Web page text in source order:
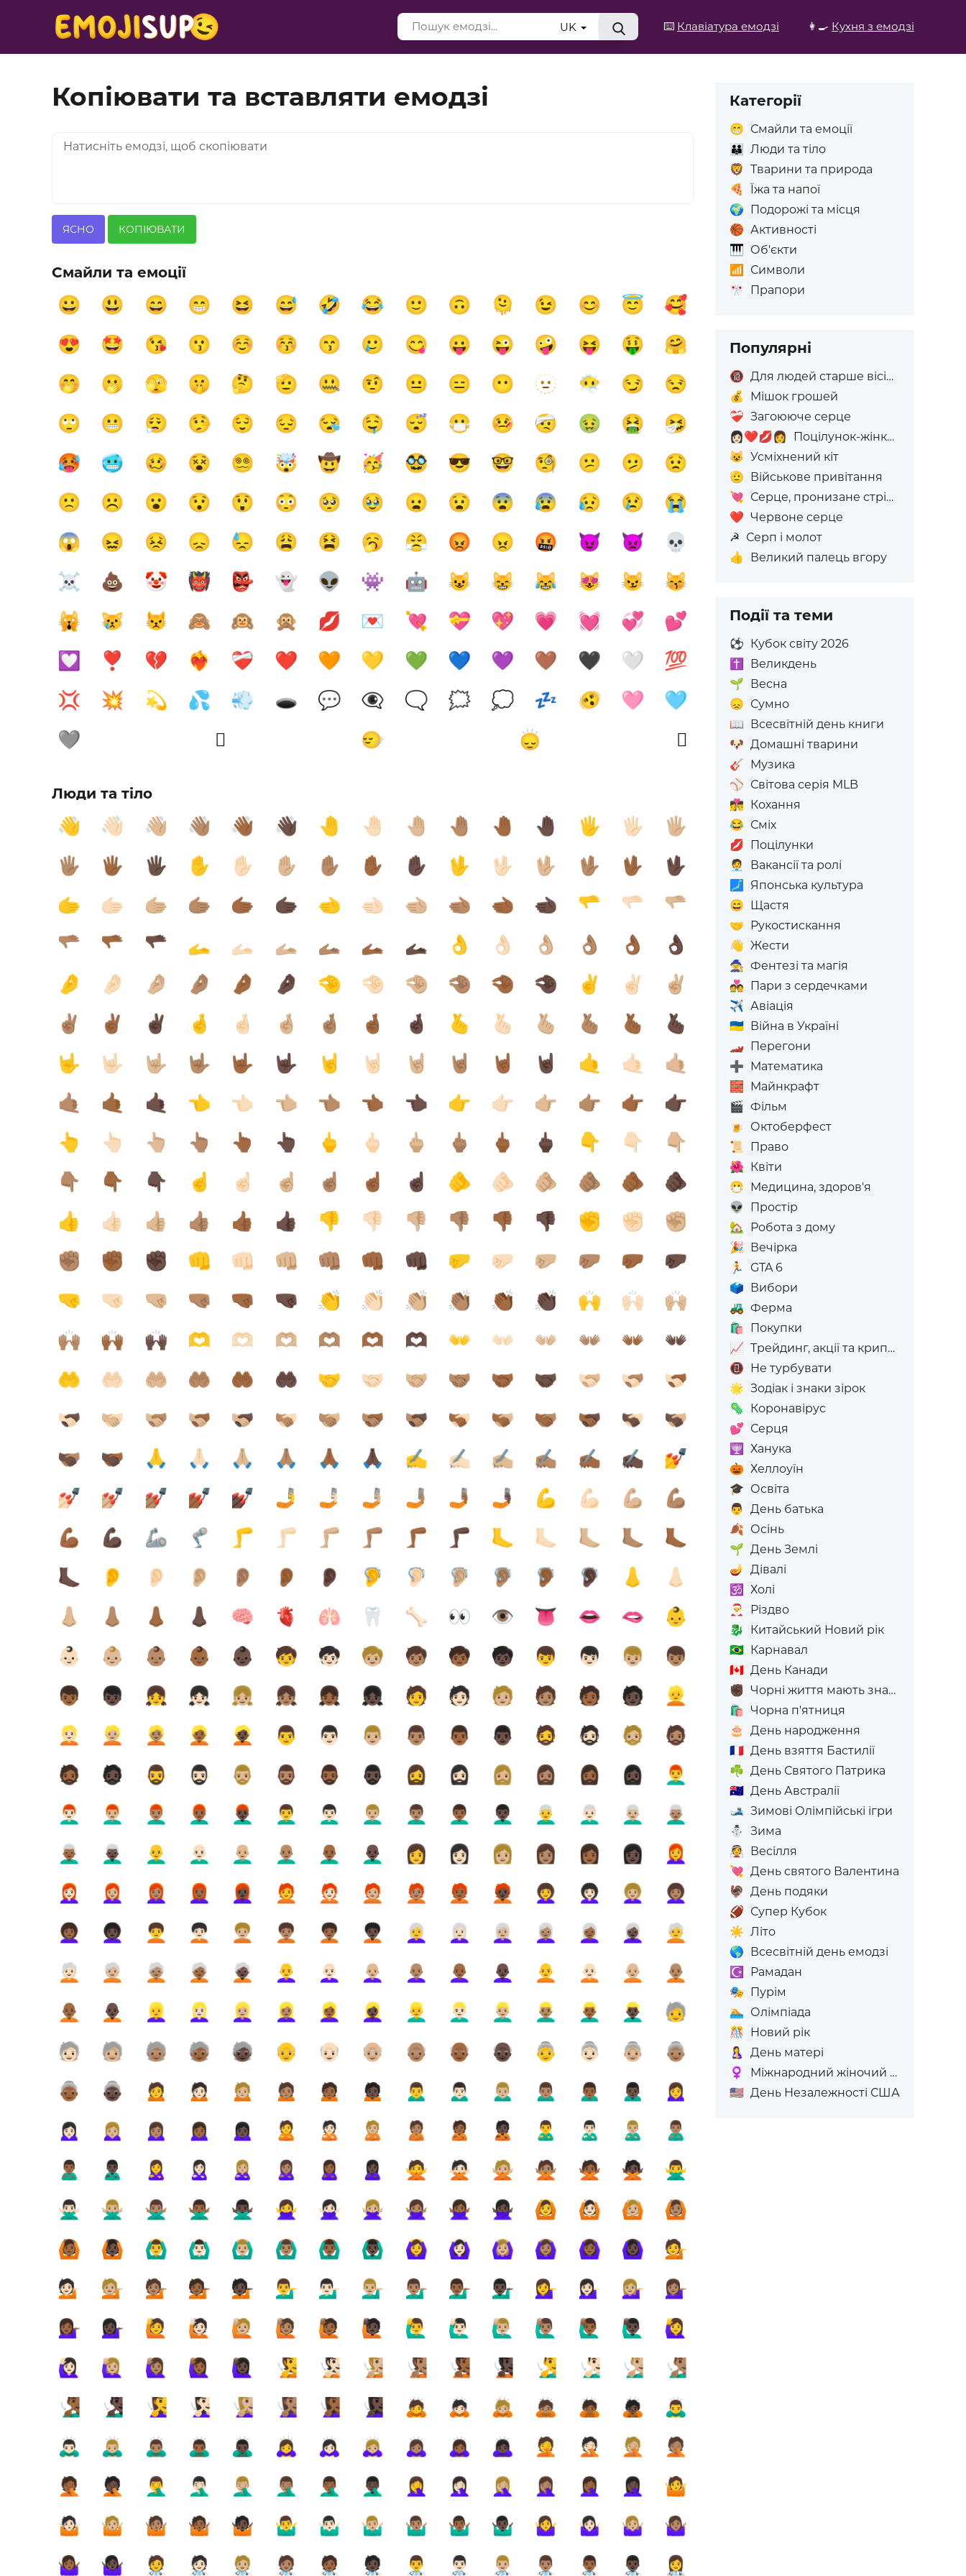
⌨️ Клавіатура емодзі 👩‍🍳 Кухня з емодзі
UK
Копіювати та вставляти емодзі
ЯСНО КОПІЮВАТИ
Смайли та емоції
😀 😃 😄 😁 😆 😅 🤣 😂 🙂 🙃 🫠 😉 😊 😇
🥰
😍
🤩 😘 😗 ☺️ 😚 😙 🥲 😋 😛 😜 🤪 😝 🤑
🤗
🤭
🫢 🫣 🤫 🤔 🫡 🤐 🤨 😐 😑 😶 🫥 😶‍🌫️ 😏
😒
🙄
😬 😮‍💨 🤥 😌 😔 😪 🤤 😴 😷 🤒 🤕 🤢 🤮
🤧
🥵
🥶 🥴 😵 😵‍💫 🤯 🤠 🥳 🥸 😎 🤓 🧐 😕 🫤
😟
🙁
☹️ 😮 😯 😲 😳 🥺 🥹 😦 😧 😨 😰 😥 😢
😭
😱
😖 😣 😞 😓 😩 😫 🥱 😤 😡 😠 🤬 😈 👿
💀
☠️
💩 🤡 👹 👺 👻 👽 👾 🤖 😺 😸 😹 😻 😼
😽
🙀
😿 😾 🙈 🙉 🙊 💋 💌 💘 💝 💖 💗 💓 💞
💕
💟
❣️ 💔 ❤️‍🔥 ❤️‍🩹 ❤️ 🧡 💛 💚 💙 💜 🤎 🖤 🤍
💯
💢
💥 💫 💦 💨 🕳️ 💬 👁️‍🗨️ 🗨️ 🗯️ 💭 💤 🫨 🩷
🩵
🩶
🫩 🙂‍↔️ 🙂‍↕️ 🫪
Люди та тіло
👋 👋🏻 👋🏼 👋🏽 👋🏾 👋🏿 🤚 🤚🏻 🤚🏼 🤚🏽 🤚🏾 🤚🏿 🖐️ 🖐🏻
🖐🏼
🖐🏽
🖐🏾 🖐🏿 ✋ ✋🏻 ✋🏼 ✋🏽 ✋🏾 ✋🏿 🖖 🖖🏻 🖖🏼 🖖🏽 🖖🏾
🖖🏿
🫱
🫱🏻 🫱🏼 🫱🏽 🫱🏾 🫱🏿 🫲 🫲🏻 🫲🏼 🫲🏽 🫲🏾 🫲🏿 🫳 🫳🏻
🫳🏼
🫳🏽
🫳🏾 🫳🏿 🫴 🫴🏻 🫴🏼 🫴🏽 🫴🏾 🫴🏿 👌 👌🏻 👌🏼 👌🏽 👌🏾
👌🏿
🤌
🤌🏻 🤌🏼 🤌🏽 🤌🏾 🤌🏿 🤏 🤏🏻 🤏🏼 🤏🏽 🤏🏾 🤏🏿 ✌️ ✌🏻
✌🏼
✌🏽
✌🏾 ✌🏿 🤞 🤞🏻 🤞🏼 🤞🏽 🤞🏾 🤞🏿 🫰 🫰🏻 🫰🏼 🫰🏽 🫰🏾
🫰🏿
🤟
🤟🏻 🤟🏼 🤟🏽 🤟🏾 🤟🏿 🤘 🤘🏻 🤘🏼 🤘🏽 🤘🏾 🤘🏿 🤙 🤙🏻
🤙🏼
🤙🏽
🤙🏾 🤙🏿 👈 👈🏻 👈🏼 👈🏽 👈🏾 👈🏿 👉 👉🏻 👉🏼 👉🏽 👉🏾
👉🏿
👆
👆🏻 👆🏼 👆🏽 👆🏾 👆🏿 🖕 🖕🏻 🖕🏼 🖕🏽 🖕🏾 🖕🏿 👇 👇🏻
👇🏼
👇🏽
👇🏾 👇🏿 ☝️ ☝🏻 ☝🏼 ☝🏽 ☝🏾 ☝🏿 🫵 🫵🏻 🫵🏼 🫵🏽 🫵🏾
🫵🏿
👍
👍🏻 👍🏼 👍🏽 👍🏾 👍🏿 👎 👎🏻 👎🏼 👎🏽 👎🏾 👎🏿 ✊ ✊🏻
✊🏼
✊🏽
✊🏾 ✊🏿 👊 👊🏻 👊🏼 👊🏽 👊🏾 👊🏿 🤛 🤛🏻 🤛🏼 🤛🏽 🤛🏾
🤛🏿
🤜
🤜🏻 🤜🏼 🤜🏽 🤜🏾 🤜🏿 👏 👏🏻 👏🏼 👏🏽 👏🏾 👏🏿 🙌 🙌🏻
🙌🏼
🙌🏽
🙌🏾 🙌🏿 🫶 🫶🏻 🫶🏼 🫶🏽 🫶🏾 🫶🏿 👐 👐🏻 👐🏼 👐🏽 👐🏾
👐🏿
🤲
🤲🏻 🤲🏼 🤲🏽 🤲🏾 🤲🏿 🤝 🤝🏻 🤝🏼 🤝🏽 🤝🏾 🤝🏿 🫱🏻‍🫲🏼 🫱🏻‍🫲🏽
🫱🏻‍🫲🏾
🫱🏻‍🫲🏿
🫱🏼‍🫲🏻 🫱🏼‍🫲🏽 🫱🏼‍🫲🏾 🫱🏼‍🫲🏿 🫱🏽‍🫲🏻 🫱🏽‍🫲🏼 🫱🏽‍🫲🏾 🫱🏽‍🫲🏿 🫱🏾‍🫲🏻 🫱🏾‍🫲🏼 🫱🏾‍🫲🏽 🫱🏾‍🫲🏿 🫱🏿‍🫲🏻
🫱🏿‍🫲🏼
🫱🏿‍🫲🏽
🫱🏿‍🫲🏾 🙏 🙏🏻 🙏🏼 🙏🏽 🙏🏾 🙏🏿 ✍️ ✍🏻 ✍🏼 ✍🏽 ✍🏾 ✍🏿
💅
💅🏻
💅🏼 💅🏽 💅🏾 💅🏿 🤳 🤳🏻 🤳🏼 🤳🏽 🤳🏾 🤳🏿 💪 💪🏻 💪🏼
💪🏽
💪🏾
💪🏿 🦾 🦿 🦵 🦵🏻 🦵🏼 🦵🏽 🦵🏾 🦵🏿 🦶 🦶🏻 🦶🏼 🦶🏽
🦶🏾
🦶🏿
👂 👂🏻 👂🏼 👂🏽 👂🏾 👂🏿 🦻 🦻🏻 🦻🏼 🦻🏽 🦻🏾 🦻🏿 👃
👃🏻
👃🏼
👃🏽 👃🏾 👃🏿 🧠 🫀 🫁 🦷 🦴 👀 👁️ 👅 👄 🫦
👶
👶🏻
👶🏼 👶🏽 👶🏾 👶🏿 🧒 🧒🏻 🧒🏼 🧒🏽 🧒🏾 🧒🏿 👦 👦🏻 👦🏼
👦🏽
👦🏾
👦🏿 👧 👧🏻 👧🏼 👧🏽 👧🏾 👧🏿 🧑 🧑🏻 🧑🏼 🧑🏽 🧑🏾 🧑🏿
👱
👱🏻
👱🏼 👱🏽 👱🏾 👱🏿 👨 👨🏻 👨🏼 👨🏽 👨🏾 👨🏿 🧔 🧔🏻 🧔🏼
🧔🏽
🧔🏾
🧔🏿 🧔‍♂️ 🧔🏻‍♂️ 🧔🏼‍♂️ 🧔🏽‍♂️ 🧔🏾‍♂️ 🧔🏿‍♂️ 🧔‍♀️ 🧔🏻‍♀️ 🧔🏼‍♀️ 🧔🏽‍♀️ 🧔🏾‍♀️ 🧔🏿‍♀️
👨‍🦰
👨🏻‍🦰
👨🏼‍🦰 👨🏽‍🦰 👨🏾‍🦰 👨🏿‍🦰 👨‍🦱 👨🏻‍🦱 👨🏼‍🦱 👨🏽‍🦱 👨🏾‍🦱 👨🏿‍🦱 👨‍🦳 👨🏻‍🦳 👨🏼‍🦳
👨🏽‍🦳
👨🏾‍🦳
👨🏿‍🦳 👨‍🦲 👨🏻‍🦲 👨🏼‍🦲 👨🏽‍🦲 👨🏾‍🦲 👨🏿‍🦲 👩 👩🏻 👩🏼 👩🏽 👩🏾 👩🏿
👩‍🦰
👩🏻‍🦰
👩🏼‍🦰 👩🏽‍🦰 👩🏾‍🦰 👩🏿‍🦰 🧑‍🦰 🧑🏻‍🦰 🧑🏼‍🦰 🧑🏽‍🦰 🧑🏾‍🦰 🧑🏿‍🦰 👩‍🦱 👩🏻‍🦱 👩🏼‍🦱
👩🏽‍🦱
👩🏾‍🦱
👩🏿‍🦱 🧑‍🦱 🧑🏻‍🦱 🧑🏼‍🦱 🧑🏽‍🦱 🧑🏾‍🦱 🧑🏿‍🦱 👩‍🦳 👩🏻‍🦳 👩🏼‍🦳 👩🏽‍🦳 👩🏾‍🦳 👩🏿‍🦳
🧑‍🦳
🧑🏻‍🦳
🧑🏼‍🦳 🧑🏽‍🦳 🧑🏾‍🦳 🧑🏿‍🦳 👩‍🦲 👩🏻‍🦲 👩🏼‍🦲 👩🏽‍🦲 👩🏾‍🦲 👩🏿‍🦲 🧑‍🦲 🧑🏻‍🦲 🧑🏼‍🦲
🧑🏽‍🦲
🧑🏾‍🦲
🧑🏿‍🦲 👱‍♀️ 👱🏻‍♀️ 👱🏼‍♀️ 👱🏽‍♀️ 👱🏾‍♀️ 👱🏿‍♀️ 👱‍♂️ 👱🏻‍♂️ 👱🏼‍♂️ 👱🏽‍♂️ 👱🏾‍♂️ 👱🏿‍♂️
🧓
🧓🏻
🧓🏼 🧓🏽 🧓🏾 🧓🏿 👴 👴🏻 👴🏼 👴🏽 👴🏾 👴🏿 👵 👵🏻 👵🏼
👵🏽
👵🏾
👵🏿 🙍 🙍🏻 🙍🏼 🙍🏽 🙍🏾 🙍🏿 🙍‍♂️ 🙍🏻‍♂️ 🙍🏼‍♂️ 🙍🏽‍♂️ 🙍🏾‍♂️ 🙍🏿‍♂️
🙍‍♀️
🙍🏻‍♀️
🙍🏼‍♀️ 🙍🏽‍♀️ 🙍🏾‍♀️ 🙍🏿‍♀️ 🙎 🙎🏻 🙎🏼 🙎🏽 🙎🏾 🙎🏿 🙎‍♂️ 🙎🏻‍♂️ 🙎🏼‍♂️
🙎🏽‍♂️
🙎🏾‍♂️
🙎🏿‍♂️ 🙎‍♀️ 🙎🏻‍♀️ 🙎🏼‍♀️ 🙎🏽‍♀️ 🙎🏾‍♀️ 🙎🏿‍♀️ 🙅 🙅🏻 🙅🏼 🙅🏽 🙅🏾 🙅🏿
🙅‍♂️
🙅🏻‍♂️
🙅🏼‍♂️ 🙅🏽‍♂️ 🙅🏾‍♂️ 🙅🏿‍♂️ 🙅‍♀️ 🙅🏻‍♀️ 🙅🏼‍♀️ 🙅🏽‍♀️ 🙅🏾‍♀️ 🙅🏿‍♀️ 🙆 🙆🏻 🙆🏼
🙆🏽
🙆🏾
🙆🏿 🙆‍♂️ 🙆🏻‍♂️ 🙆🏼‍♂️ 🙆🏽‍♂️ 🙆🏾‍♂️ 🙆🏿‍♂️ 🙆‍♀️ 🙆🏻‍♀️ 🙆🏼‍♀️ 🙆🏽‍♀️ 🙆🏾‍♀️ 🙆🏿‍♀️
💁
💁🏻
💁🏼 💁🏽 💁🏾 💁🏿 💁‍♂️ 💁🏻‍♂️ 💁🏼‍♂️ 💁🏽‍♂️ 💁🏾‍♂️ 💁🏿‍♂️ 💁‍♀️ 💁🏻‍♀️ 💁🏼‍♀️
💁🏽‍♀️
💁🏾‍♀️
💁🏿‍♀️ 🙋 🙋🏻 🙋🏼 🙋🏽 🙋🏾 🙋🏿 🙋‍♂️ 🙋🏻‍♂️ 🙋🏼‍♂️ 🙋🏽‍♂️ 🙋🏾‍♂️ 🙋🏿‍♂️
🙋‍♀️
🙋🏻‍♀️
🙋🏼‍♀️ 🙋🏽‍♀️ 🙋🏾‍♀️ 🙋🏿‍♀️ 🧏 🧏🏻 🧏🏼 🧏🏽 🧏🏾 🧏🏿 🧏‍♂️ 🧏🏻‍♂️ 🧏🏼‍♂️
🧏🏽‍♂️
🧏🏾‍♂️
🧏🏿‍♂️ 🧏‍♀️ 🧏🏻‍♀️ 🧏🏼‍♀️ 🧏🏽‍♀️ 🧏🏾‍♀️ 🧏🏿‍♀️ 🙇 🙇🏻 🙇🏼 🙇🏽 🙇🏾 🙇🏿
🙇‍♂️
🙇🏻‍♂️
🙇🏼‍♂️ 🙇🏽‍♂️ 🙇🏾‍♂️ 🙇🏿‍♂️ 🙇‍♀️ 🙇🏻‍♀️ 🙇🏼‍♀️ 🙇🏽‍♀️ 🙇🏾‍♀️ 🙇🏿‍♀️ 🤦 🤦🏻 🤦🏼
🤦🏽
🤦🏾
🤦🏿 🤦‍♂️ 🤦🏻‍♂️ 🤦🏼‍♂️ 🤦🏽‍♂️ 🤦🏾‍♂️ 🤦🏿‍♂️ 🤦‍♀️ 🤦🏻‍♀️ 🤦🏼‍♀️ 🤦🏽‍♀️ 🤦🏾‍♀️ 🤦🏿‍♀️
🤷
🤷🏻
🤷🏼 🤷🏽 🤷🏾 🤷🏿 🤷‍♂️ 🤷🏻‍♂️ 🤷🏼‍♂️ 🤷🏽‍♂️ 🤷🏾‍♂️ 🤷🏿‍♂️ 🤷‍♀️ 🤷🏻‍♀️ 🤷🏼‍♀️
🤷🏽‍♀️
🤷🏾‍♀️
🤷🏿‍♀️ 🧑‍⚕️ 🧑🏻‍⚕️ 🧑🏼‍⚕️ 🧑🏽‍⚕️ 🧑🏾‍⚕️ 🧑🏿‍⚕️ 👨‍⚕️ 👨🏻‍⚕️ 👨🏼‍⚕️ 👨🏽‍⚕️ 👨🏾‍⚕️ 👨🏿‍⚕️ 👩‍⚕️
Категорії
😁 Смайли та емоції
👪
Люди та тіло
🦁 Тварини та природа
🍕
Їжа та напої
🌍 Подорожі та місця
🏀 Активності
🎹 Об'єкти
📶
Символи
🎌 Прапори
Популярні
🔞 Для людей старше вісімнадцяти років
💰
Мішок грошей
❤️‍🩹 Загоююче серце
👩🏻‍❤️‍💋‍👩
Поцілунок-жінка: світлий тон шкіри, жінка: Без Відтінку Шкіри
😺 Усміхнений кіт
🫡 Військове привітання
💘 Серце, пронизане стрілою
❤️ Червоне серце
☭ Серп і молот
👍
Великий палець вгору
Події та теми
⚽ Кубок світу 2026
✝️
Великдень
🌱 Весна
😞 Сумно
📖 Всесвітній день книги
🐶 Домашні тварини
🎸 Музика
⚾ Світова серія MLB
👩‍❤️‍💋‍👨 Кохання
😂 Сміх
💋 Поцілунки
🧑‍💼
Вакансії та ролі
🗾
Японська культура
😄 Щастя
🤝 Рукостискання
👋 Жести
🧙 Фентезі та магія
💑 Пари з сердечками
✈️ Авіація
🇺🇦 Війна в Україні
🏎️ Перегони
➕ Математика
🧱 Майнкрафт
🎬 Фільм
🍺
Октоберфест
📜
Право
🌺 Квіти
😷 Медицина, здоров'я
👽
Простір
🏡
Робота з дому
🎉 Вечірка
🏃
GTA 6
🗳️ Вибори
🚜 Ферма
🛍️
Покупки
📈 Трейдинг, акції та криптовалюта
📵 Не турбувати
🌟 Зодіак і знаки зірок
🦠 Коронавірус
💕 Серця
🕎
Ханука
🎃 Хеллоуїн
🎓 Освіта
👨 День батька
🍂 Осінь
🌱 День Землі
🪔 Дівалі
🕉️
Холі
🎅
Різдво
🐉
Китайський Новий рік
🇧🇷 Карнавал
🇨🇦 День Канади
✊🏿 Чорні життя мають значення
🛍️
Чорна п'ятниця
🎂
День народження
🇫🇷 День взяття Бастилії
☘️ День Святого Патрика
🇦🇺 День Австралії
🎿 Зимові Олімпійські ігри
⛄
Зима
👰 Весілля
💘 День святого Валентина
🦃 День подяки
🏈 Супер Кубок
☀️ Літо
🌎 Всесвітній день емодзі
☪️
Рамадан
🎭 Пурім
🏊 Олімпіада
🎊
Новий рік
🤱
День матері
♀️
Міжнародний жіночий день
🇺🇸 День Незалежності США